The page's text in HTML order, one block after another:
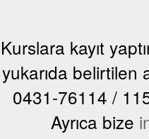
Kurslara kayıt
yukarıda
0431-76114 /
Ayrıca bize